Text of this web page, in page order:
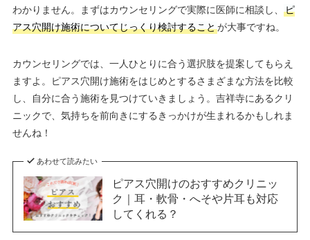
わかりません。まずはカウンセリングで実際に医師に相談し、
ピ
アス穴開け施術についてじっくり検討することが大事ですね。
カウンセリングでは、一人ひとりに合う選択肢を提案してもらえ
ますよ。ピアス穴開け施術をはじめとするさまざまな方法を比較
し、自分に合う施術を見つけていきましょう。吉祥寺にあるクリ
ニックで、気持ちを前向きにするきっかけが生まれるかもしれま
せんね！
あわせて読みたい
ピアス穴開けのおすすめクリニッ
ク｜耳・軟骨・へそや片耳も対応
してくれる？